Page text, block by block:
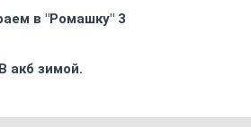
в "Ромашку" 3
акб зимой.